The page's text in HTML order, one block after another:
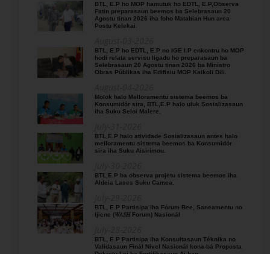
BTL, E.P ho MOP hamutuk ho EDTL, E.P,Observa
Fatin preparasaun beemos ba Selebrasaun 20
Agostu tinan 2026 iha foho Matabian Hun area
Postu Kelekai.
BTL, E.P ho EDTL, E.P no IGE I.P enkontru ho MOP
hodi relata servisu ligadu ho preparasaun ba
Selebrasaun 20 Agostu tinan 2026 ba Ministro
Obras Públikas iha Edifisiu MOP Kaikoli Dili.
Molok halo Melloramentu sistema beemos ba
Konsumidór sira, BTL,E.P halo uluk Sosializasaun
iha Suku Seloi Malere,
BTL,E.P halo atividade Sosializasaun antes halo
melloramentu sistema beemos ba Konsumidór
sira iha Suku Aisirimou.
BTL,E.P ba observa projetu sistema beemos iha
Aldeia Lases Suku Camea.
BTL, E.P Partisipa iha Fórum Bee, Saneamentu no
Ijiene (𝑊𝐴𝑆𝐻 Forum) Nasionál
BTL, E.P Partisipa iha Konsultasaun Téknika no
Validasaun Finál Nível Nasionál kona-bá Proposta